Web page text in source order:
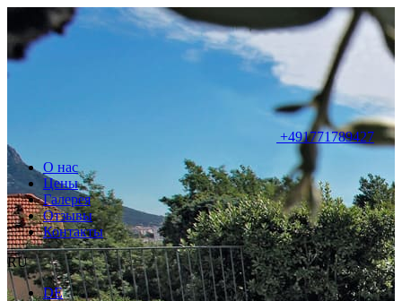
+491771789427
О нас
Цены
Галерея
Отзывы
Контакты
RU
DE